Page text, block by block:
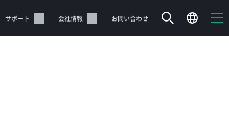
サポート 会社情報 お問い合わせ